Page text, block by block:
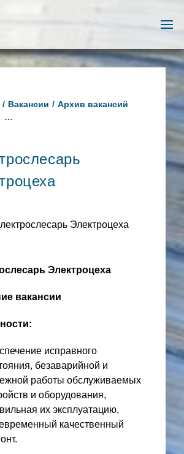
Вакансии
Архив вакансий
Электрослесарь Электроцеха
Электроцеха
вакансии
исправного
безаварийной и
работы обслуживаемых
и оборудования,
их эксплуатацию,
качественный